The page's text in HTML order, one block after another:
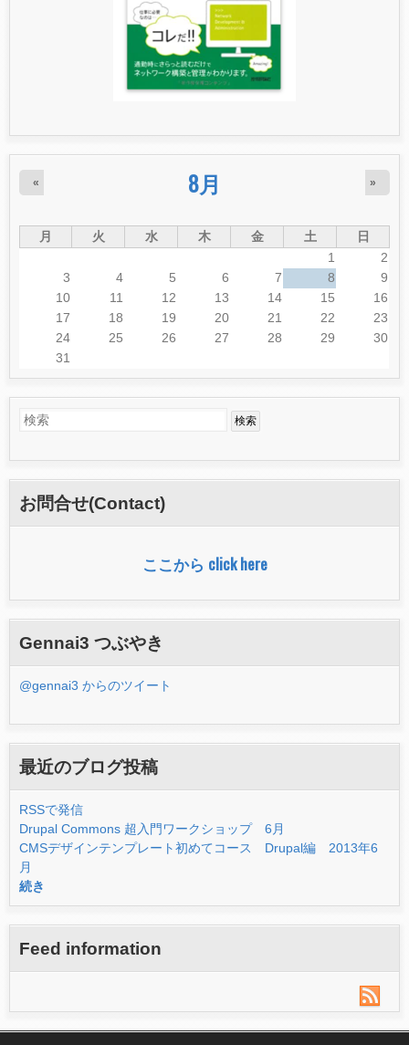
8月
« »
月 火 水 木 金 土
日
1
2
3
4 5 6 7 8
9
10
11 12 13 14 15
16
17
18 19 20 21 22
23
24
25 26 27 28 29
30
31
索
フ
ォ
検
お問合せ(Contact)
ここから click here
Gennai3 つぶやき
@gennai3 からのツイート
最近のブログ投稿
RSSで発信
Drupal Commons 超入門ワークショップ 6月
CMSデザインテンプレート初めてコース Drupal編 2013年6
月
続き
Feed information